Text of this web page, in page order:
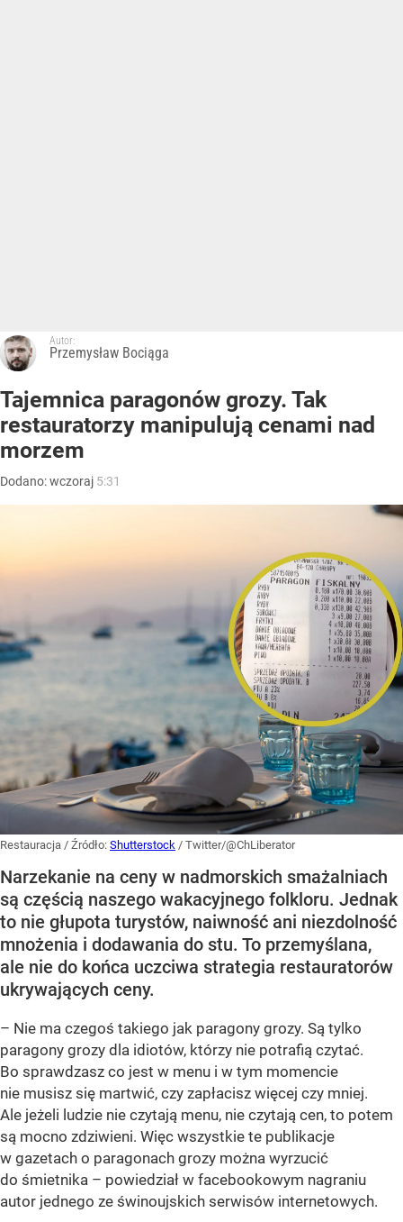
Autor:
Przemysław Bociąga
Tajemnica paragonów grozy. Tak
restauratorzy manipulują cenami nad
morzem
Dodano:wczoraj 5:31
Restauracja / Źródło: Shutterstock / Twitter/@ChLiberator
Narzekanie na ceny w nadmorskich smażalniach
są częścią naszego wakacyjnego folkloru. Jednak
to nie głupota turystów, naiwność ani niezdolność
mnożenia i dodawania do stu. To przemyślana,
ale nie do końca uczciwa strategia restauratorów
ukrywających ceny.
– Nie ma czegoś takiego jak paragony grozy. Są tylko
paragony grozy dla idiotów, którzy nie potrafią czytać.
Bo sprawdzasz co jest w menu i w tym momencie
nie musisz się martwić, czy zapłacisz więcej czy mniej.
Ale jeżeli ludzie nie czytają menu, nie czytają cen, to potem
są mocno zdziwieni. Więc wszystkie te publikacje
w gazetach o paragonach grozy można wyrzucić
do śmietnika – powiedział w facebookowym nagraniu
autor jednego ze świnoujskich serwisów internetowych.